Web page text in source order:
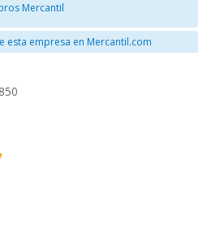
Mercantil
esta empresa en Mercantil.com